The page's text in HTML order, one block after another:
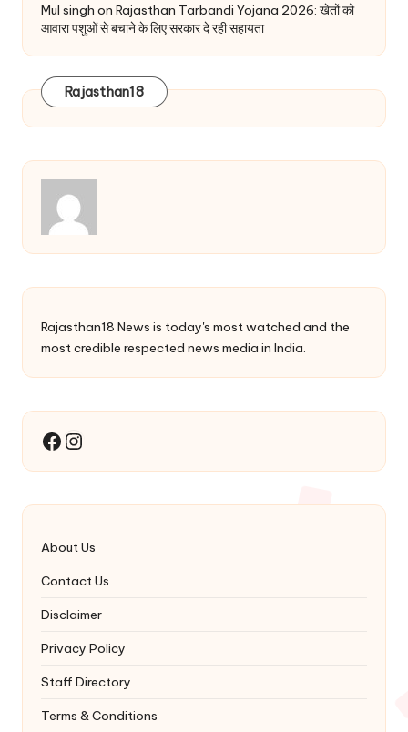
Mul singh on Rajasthan Tarbandi Yojana 2026: खेतों को
आवारा पशुओं से बचाने के लिए सरकार दे रही सहायता
Rajasthan18
Rajasthan18 News is today's most watched and the
most credible respected news media in India.
Facebook
Instagram
About Us
Contact Us
Disclaimer
Privacy Policy
Staff Directory
Terms & Conditions